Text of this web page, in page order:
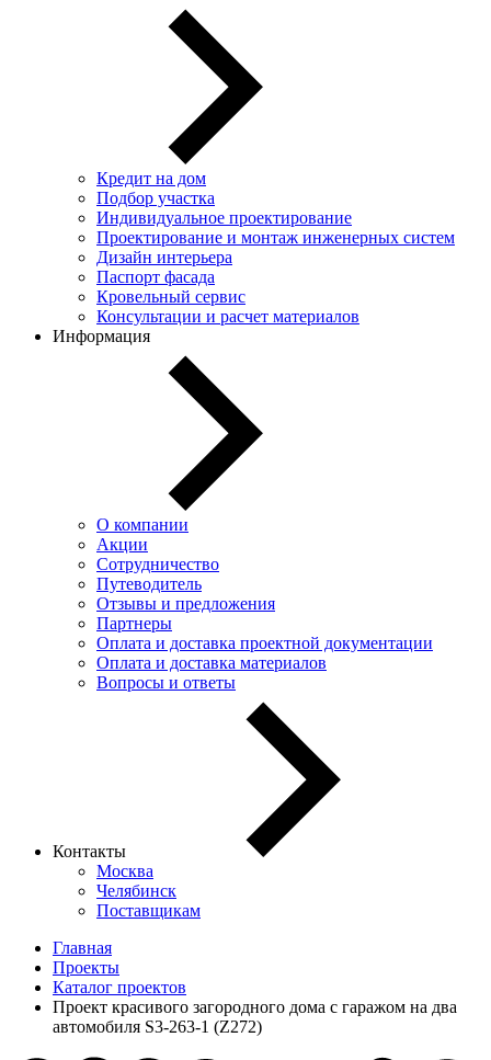
Кредит на дом
Подбор участка
Индивидуальное проектирование
Проектирование и монтаж инженерных систем
Дизайн интерьера
Паспорт фасада
Кровельный сервис
Консультации и расчет материалов
Информация
О компании
Акции
Сотрудничество
Путеводитель
Отзывы и предложения
Партнеры
Оплата и доставка проектной документации
Оплата и доставка материалов
Вопросы и ответы
Контакты
Москва
Челябинск
Поставщикам
Главная
Проекты
Каталог проектов
Проект красивого загородного дома с гаражом на два
автомобиля S3-263-1 (Z272)